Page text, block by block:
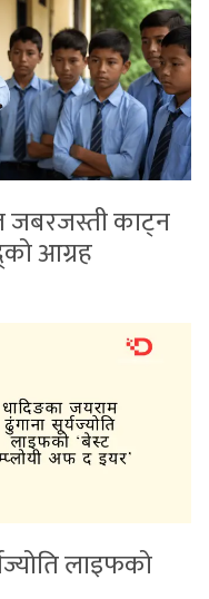
जबरजस्ती काट्न
आग्रह
लाइफको